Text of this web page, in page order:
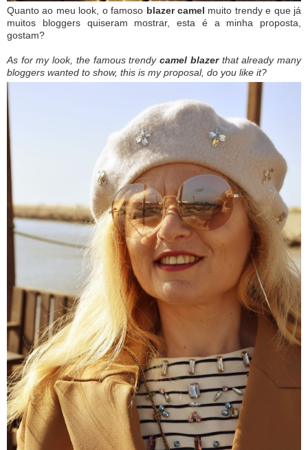
Quanto ao meu look, o famoso blazer camel muito trendy e que já
muitos bloggers quiseram mostrar, esta é a minha proposta,
gostam?
As for my look, the famous trendycamel blazer that already many
bloggers wanted to show, this is my proposal, do you like it?